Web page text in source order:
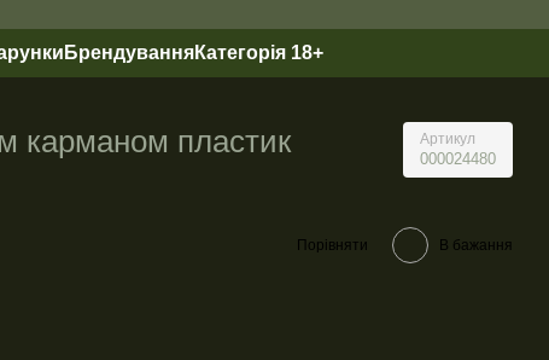
БрендуванняКатегорія 18+
карманом пластик Артикул
000024480
Порівняти В бажання